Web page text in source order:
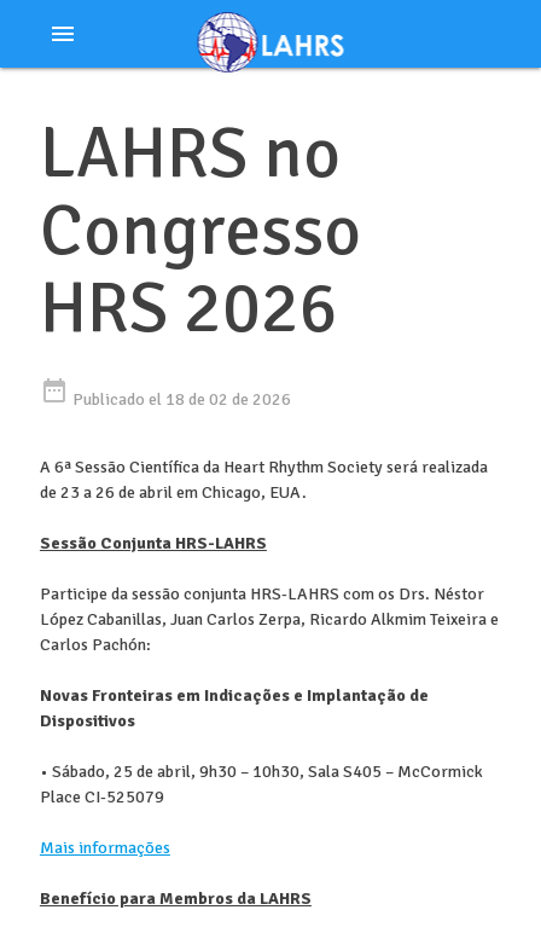
menu
LAHRS no
Congresso
HRS 2026
date_range Publicado el 18 de 02 de 2026
A 6ª Sessão Científica da Heart Rhythm Society será realizada
de 23 a 26 de abril em Chicago, EUA.
Sessão Conjunta HRS-LAHRS
Participe da sessão conjunta HRS-LAHRS com os Drs. Néstor
López Cabanillas, Juan Carlos Zerpa, Ricardo Alkmim Teixeira e
Carlos Pachón:
Novas Fronteiras em Indicações e Implantação de
Dispositivos
• Sábado, 25 de abril, 9h30 – 10h30, Sala S405 – McCormick
Place CI-525079
Mais informações
Benefício para Membros da LAHRS